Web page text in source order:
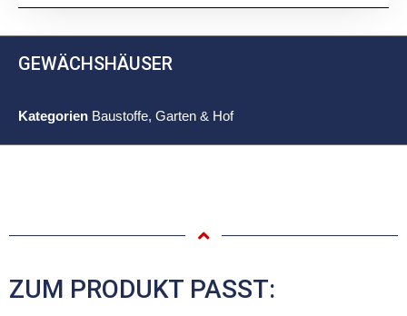
GEWÄCHSHÄUSER
Kategorien Baustoffe, Garten & Hof
ZUM PRODUKT PASST: